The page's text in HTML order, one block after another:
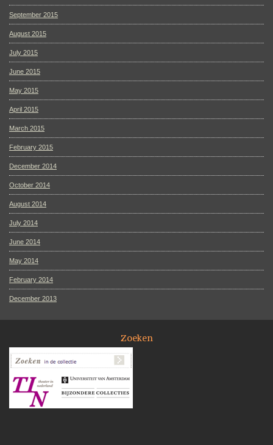
September 2015
August 2015
July 2015
June 2015
May 2015
April 2015
March 2015
February 2015
December 2014
October 2014
August 2014
July 2014
June 2014
May 2014
February 2014
December 2013
Zoeken